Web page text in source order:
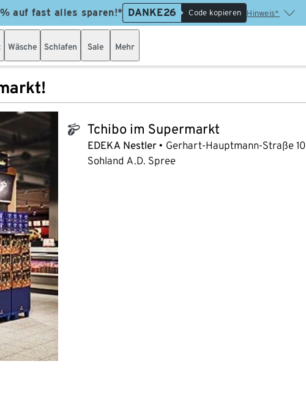
auf fast alles sparen!* DANKE26 Code kopieren Hinweis*
Wäsche Schlafen Sale Mehr
tchibo_logo Tchibo im Supermarkt
EDEKA Nestler Gerhart-Hauptmann-Straße 10
Sohland A.D. Spree